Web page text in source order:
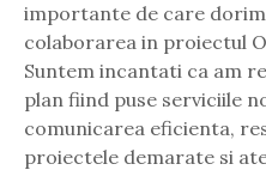
importante de care
colaborarea in proiectul
Suntem incantati ca am
plan fiind puse serviciile
comunicarea eficienta,
proiectele demarate si